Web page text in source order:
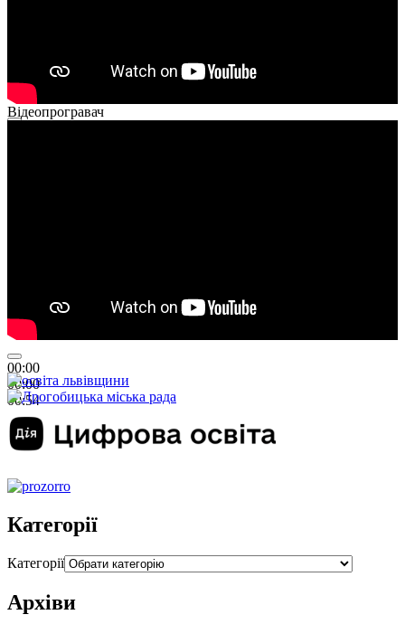
Відеопрогравач
00:00
00:00
00:54
Категорії
Категорії
Архіви